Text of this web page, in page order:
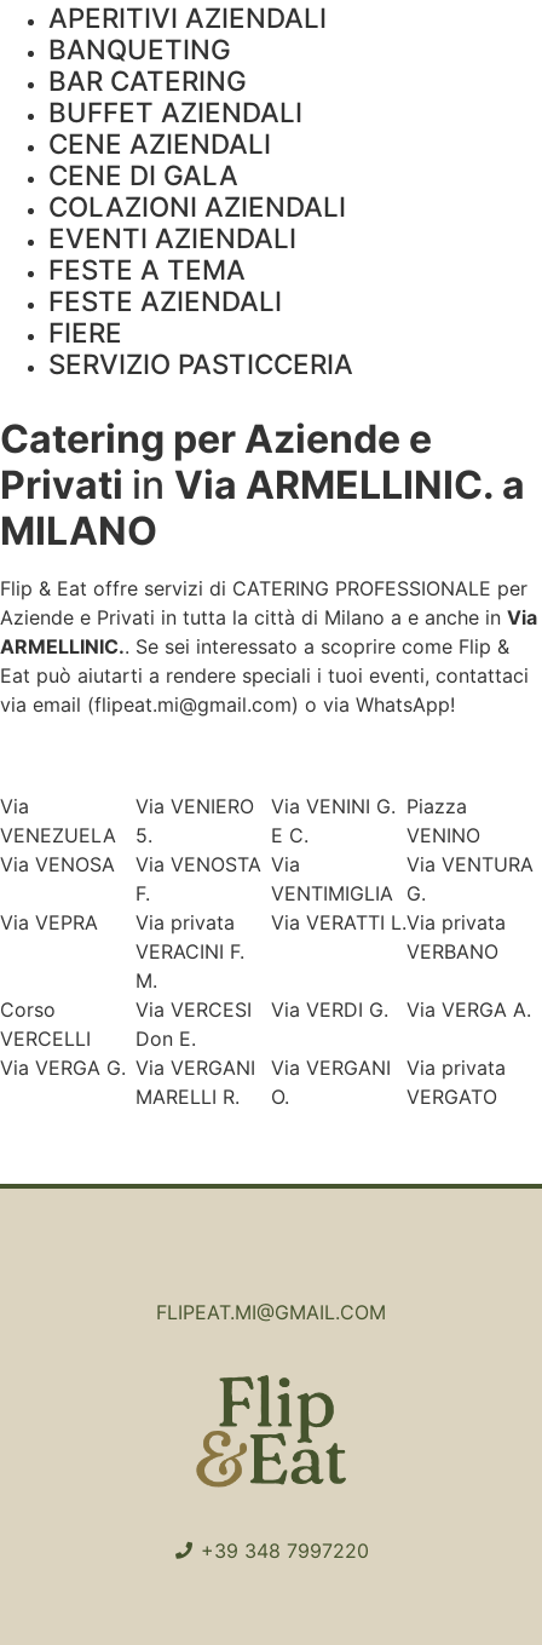
APERITIVI AZIENDALI
BANQUETING
BAR CATERING
BUFFET AZIENDALI
CENE AZIENDALI
CENE DI GALA
COLAZIONI AZIENDALI
EVENTI AZIENDALI
FESTE A TEMA
FESTE AZIENDALI
FIERE
SERVIZIO PASTICCERIA
Catering per Aziende e
Privati in Via ARMELLINIC. a
MILANO
Flip & Eat offre servizi di CATERING PROFESSIONALE per
Aziende e Privati in tutta la città di Milano a e anche in Via
ARMELLINIC.. Se sei interessato a scoprire come Flip &
Eat può aiutarti a rendere speciali i tuoi eventi, contattaci
via email (flipeat.mi@gmail.com) o via WhatsApp!
Via
VENEZUELA
Via VENIERO
5.
Via VENINI G.
E C.
Piazza
VENINO
Via VENOSA
Via VENOSTA
F.
Via
VENTIMIGLIA
Via VENTURA
G.
Via VEPRA
Via privata
VERACINI F.
M.
Via VERATTI L.Via privata
VERBANO
Corso
VERCELLI
Via VERCESI
Don E.
Via VERDI G. Via VERGA A.
Via VERGA G. Via VERGANI
MARELLI R.
Via VERGANI
O.
Via privata
VERGATO
FLIPEAT.MI@GMAIL.COM
+39 348 7997220